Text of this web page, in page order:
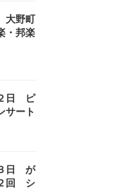
大野町
・邦楽
日 ピ
サート
日 が
回 シ